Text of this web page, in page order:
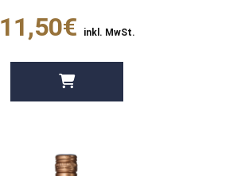
11,50€ inkl. MwSt.